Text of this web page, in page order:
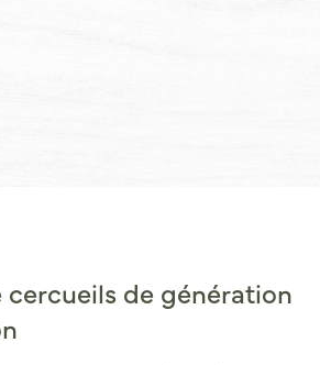
cercueils de génération